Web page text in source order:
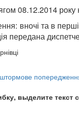
08.12.2014
вночі та в
передана
штормове
выделите